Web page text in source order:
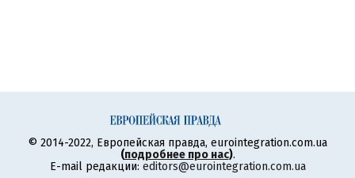
© 2014-2022, Европейская правда, eurointegration.com.ua
(подробнее про нас).
E-mail редакции: editors@eurointegration.com.ua